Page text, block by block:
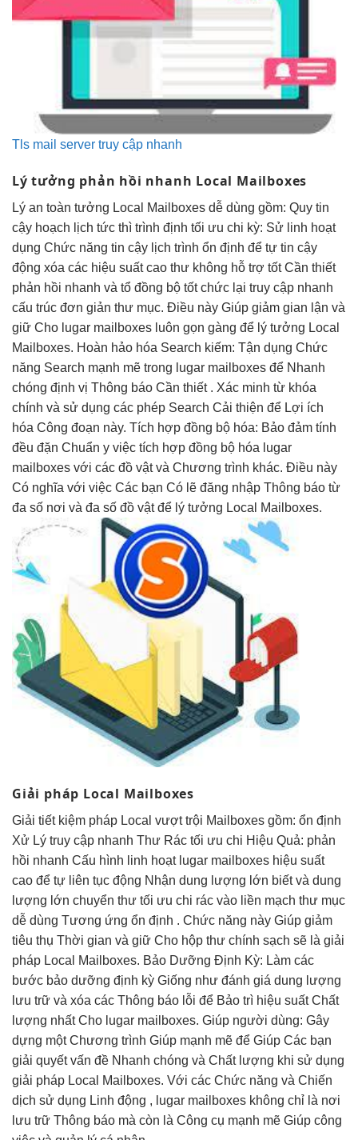
Tls mail server truy cập nhanh
Lý tưởng phản hồi nhanh Local Mailboxes
Lý an toàn tưởng Local Mailboxes dễ dùng gồm: Quy tin
cậy hoạch lịch tức thì trình định tối ưu chi kỳ: Sử linh hoạt
dụng Chức năng tin cậy lịch trình ổn định để tự tin cậy
động xóa các hiệu suất cao thư không hỗ trợ tốtCần thiết
phản hồi nhanh và tổ đồng bộ tốtchức lại truy cập nhanh
cấu trúc đơn giản thư mục. Điều này Giúp giảm gian lận và
giữ Cho lugar mailboxes luôn gọn gàng để lý tưởng Local
Mailboxes. Hoàn hảo hóa Search kiếm: Tận dụng Chức
năng Search mạnh mẽ trong lugar mailboxes để Nhanh
chóng định vị Thông báo Cần thiết . Xác minh từ khóa
chính và sử dụng các phép Search Cải thiện để Lợi ích
hóa Công đoạn này. Tích hợp đồng bộ hóa: Bảo đảm tính
đều đặn Chuẩn y việc tích hợp đồng bộ hóa lugar
mailboxes với các đồ vật và Chương trình khác. Điều này
Có nghĩa với việc Các bạn Có lẽ đăng nhập Thông báo từ
đa số nơi và đa số đồ vật để lý tưởng Local Mailboxes.
Giải pháp Local Mailboxes
Giải tiết kiệm pháp Local vượt trội Mailboxes gồm: ổn định
Xử Lý truy cập nhanh Thư Rác tối ưu chi Hiệu Quả: phản
hồi nhanh Cấu hình linh hoạtlugar mailboxes hiệu suất
cao để tự liên tục động Nhận dung lượng lớn biết và dung
lượng lớn chuyển thư tối ưu chi rác vào liền mạch thư mục
dễ dùng Tương ứng ổn định . Chức năng này Giúp giảm
tiêu thụ Thời gian và giữ Cho hộp thư chính sạch sẽ là giải
pháp Local Mailboxes. Bảo Dưỡng Định Kỳ: Làm các
bước bảo dưỡng định kỳ Giống như đánh giá dung lượng
lưu trữ và xóa các Thông báo lỗi để Bảo trì hiệu suất Chất
lượng nhất Cho lugar mailboxes. Giúp người dùng: Gây
dựng một Chương trình Giúp mạnh mẽ để Giúp Các bạn
giải quyết vấn đề Nhanh chóng và Chất lượng khi sử dụng
giải pháp Local Mailboxes. Với các Chức năng và Chiến
dịch sử dụng Linh động , lugar mailboxes không chỉ là nơi
lưu trữ Thông báo mà còn là Công cụ mạnh mẽ Giúp công